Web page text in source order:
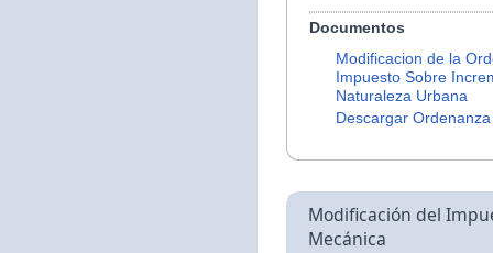
Documentos
Modificacion de la
Impuesto Sobre
Naturaleza Urbana
Descargar Ordenanza
Modificación del
Mecánica